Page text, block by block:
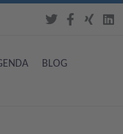
BLOG